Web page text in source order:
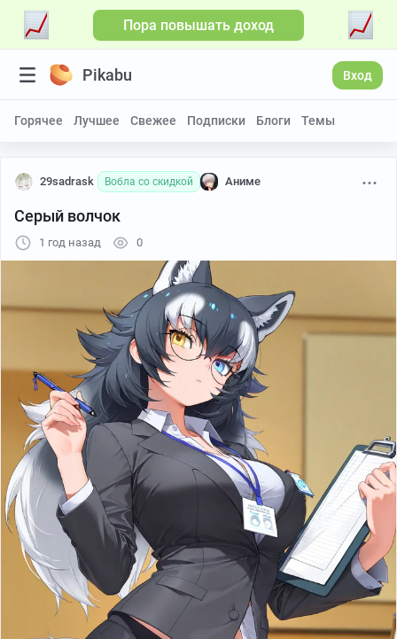
Пора повышать доход
Pikabu Вход
Горячее Лучшее Свежее Подписки Блоги Темы
29sadrask Вобла со скидкой Аниме
Серый волчок
1 год назад 0